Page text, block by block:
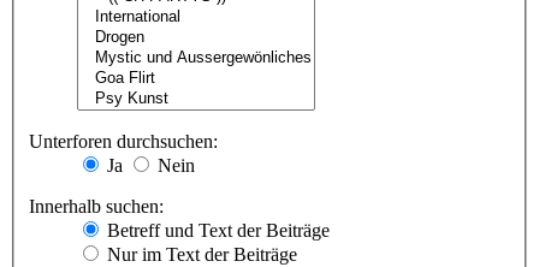
Unterforen durchsuchen:
Ja
Nein
Innerhalb suchen:
Betreff und Text der Beiträge
Nur im Text der Beiträge